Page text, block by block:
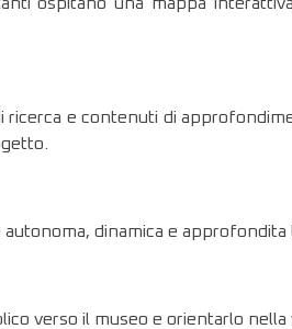
e contenuti di
dinamica e
verso il museo e orientarlo nella